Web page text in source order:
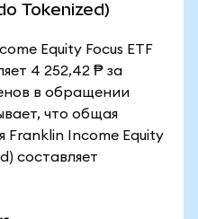
Tokenized)
Equity Focus ETF
4 252,42 ₱ за
в обращении
что общая
Franklin Income Equity
составляет